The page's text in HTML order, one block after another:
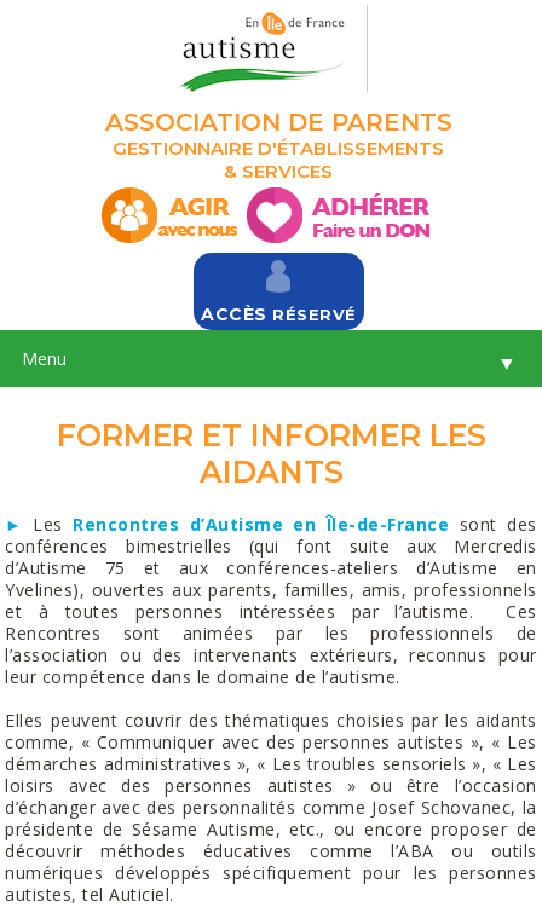
ASSOCIATION DE PARENTS
GESTIONNAIRE D'ÉTABLISSEMENTS
& SERVICES
ACCÈS RÉSERVÉ
Menu ▼
FORMER ET INFORMER LES
AIDANTS
► Les Rencontres d’Autisme en Île-de-France sont des
conférences bimestrielles (qui font suite aux Mercredis
d’Autisme 75 et aux conférences-ateliers d’Autisme en
Yvelines), ouvertes aux parents, familles, amis, professionnels
et à toutes personnes intéressées par l’autisme. Ces
Rencontres sont animées par les professionnels de
l’association ou des intervenants extérieurs, reconnus pour
leur compétence dans le domaine de l’autisme.
Elles peuvent couvrir des thématiques choisies par les aidants
comme, « Communiquer avec des personnes autistes », « Les
démarches administratives », « Les troubles sensoriels », « Les
loisirs avec des personnes autistes » ou être l’occasion
d’échanger avec des personnalités comme Josef Schovanec, la
présidente de Sésame Autisme, etc., ou encore proposer de
découvrir méthodes éducatives comme l’ABA ou outils
numériques développés spécifiquement pour les personnes
autistes, tel Auticiel.